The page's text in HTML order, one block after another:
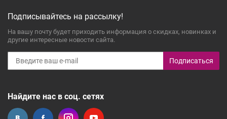
Подписывайтесь на рассылку!
На вашу почту будет приходить информация о скидках, новинках и
другие интересные новости сайта.
Подписаться
Найдите нас в соц. сетях